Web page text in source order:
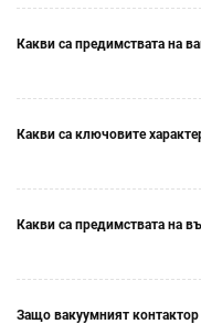
Какви са предимствата на
Какви са ключовите
Какви са предимствата на
Защо вакуумният